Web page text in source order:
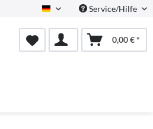
Deutsch Service/Hilfe
0,00 € *